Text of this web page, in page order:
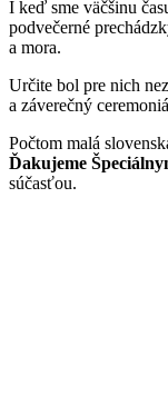
I keď sme väčšinu
podvečerné
a mora.
Určite bol pre nich
a záverečný
Počtom malá
Ďakujeme
súčasťou.